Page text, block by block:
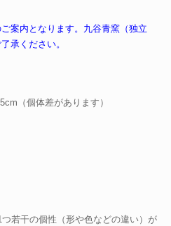
案内となります。九谷青窯（独立
承ください。
（個体差があります）
若干の個性（形や色などの違い）が